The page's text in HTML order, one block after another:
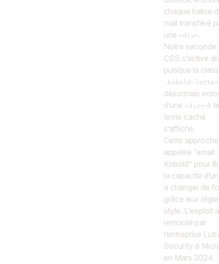
chaque balise
mail transféré
une <div>.
Notre seconde
CSS s’active
puisque la
.kobold-letter
désormais
d’une <div> → le
texte caché
s’affiche.
Cette
appelée “email
Kobold” pour
la capacité
à changer de
grâce aux
style. L’exploit
remonté par
l’entreprise
Security à
en Mars 2024.